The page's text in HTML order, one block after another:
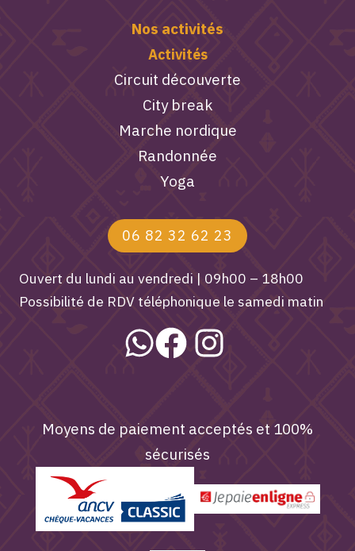
Nos activités
Activités
Circuit découverte
City break
Marche nordique
Randonnée
Yoga
06 82 32 62 23
Ouvert du lundi au vendredi | 09h00 – 18h00
Possibilité de RDV téléphonique le samedi matin
Moyens de paiement acceptés et 100%
sécurisés